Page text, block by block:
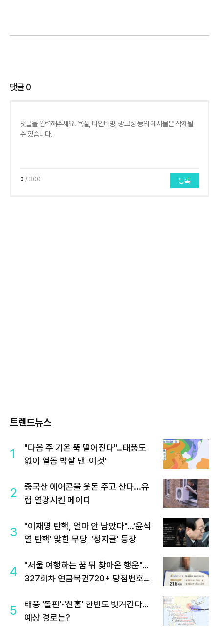
댓글0
0 / 300 등록
트렌드뉴스
1
"다음 주 기온 뚝 떨어진다"…태풍도
없이 열돔 박살 낸 '이것'
2
중국산 에어콘을 웃돈 주고 산다...유
럽 열광시킨 메이디
3
"이재명 탄핵, 얼마 안 남았다"...'윤석
열 탄핵' 맞힌 무당, '성지글' 등장
4
"서울 여행하는 꿈 뒤 찾아온 행운"…
327회차 연금복권720+ 당첨번호조
5
태풍 '돌핀'·'찬홈' 한반도 빗겨간다…
예상 경로는?